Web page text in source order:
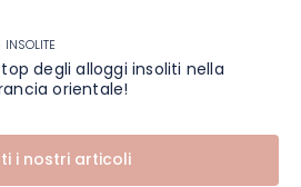
INSOLITE
degli alloggi insoliti nella
orientale!
i nostri articoli